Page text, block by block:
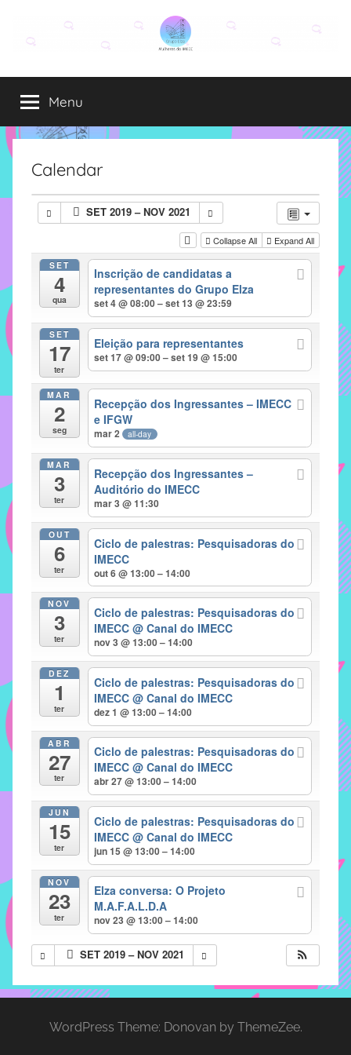
conteúdo
Grupo
Elza
Elza
é
formado
alunas,
funcionárias
IMECC
como
atribuição
implementar
mecanismos
proporcionem
fortalecimento
sociais
profissionais
alunos,
professores
pacificadoras
problemas
verificados
instituto,
para
prevenção
Menu
Calendar
SET 2019 – NOV 2021
Collapse All Expand All
SET
4
qua
Inscrição de candidatas a
representantes do Grupo Elza
set 4 @ 08:00 – set 13 @ 23:59
SET
17
ter
Eleição para representantes
set 17 @ 09:00 – set 19 @ 15:00
MAR
2
seg
Recepção dos Ingressantes – IMECC
e IFGW
mar 2 all-day
MAR
3
ter
Recepção dos Ingressantes –
Auditório do IMECC
mar 3 @ 11:30
OUT
6
ter
Ciclo de palestras: Pesquisadoras do
IMECC
out 6 @ 13:00 – 14:00
NOV
3
ter
Ciclo de palestras: Pesquisadoras do
IMECC@ Canal do IMECC
nov 3 @ 13:00 – 14:00
DEZ
1
ter
Ciclo de palestras: Pesquisadoras do
IMECC@ Canal do IMECC
dez 1 @ 13:00 – 14:00
ABR
27
ter
Ciclo de palestras: Pesquisadoras do
IMECC@ Canal do IMECC
abr 27 @ 13:00 – 14:00
JUN
15
ter
Ciclo de palestras: Pesquisadoras do
IMECC@ Canal do IMECC
jun 15 @ 13:00 – 14:00
NOV
23
ter
Elza conversa: O Projeto
M.A.F.A.L.D.A
nov 23 @ 13:00 – 14:00
SET 2019 – NOV 2021
WordPress Theme: Donovan by ThemeZee.